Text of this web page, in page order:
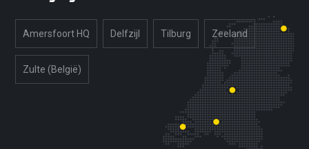
Amersfoort HQ Delfzijl Tilburg Zeeland
Zulte (België)